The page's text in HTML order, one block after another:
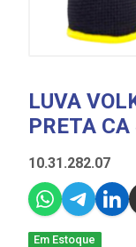
LUVA
PRETA
10.31.282.07
Em Estoque